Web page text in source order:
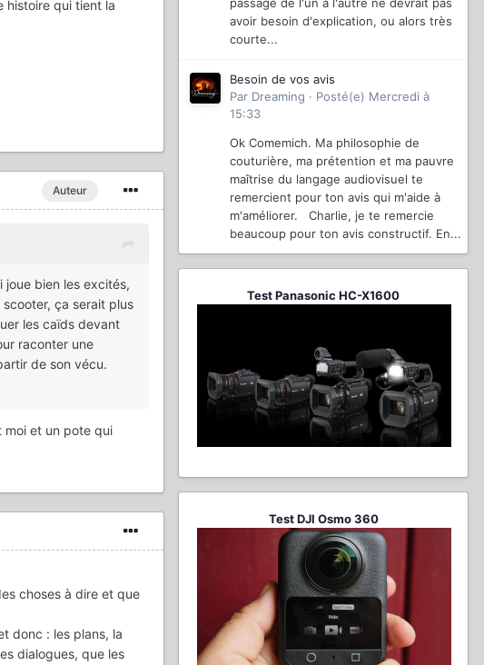
histoire qui tient la
Auteur
bien les excités,
ça serait plus
les caïds devant
raconter une
de son vécu.
moi et un pote qui
choses à dire et que
donc : les plans, la
dialogues, que les
avoir besoin d'explication, ou alors très
courte...
Besoin de vos avis
Par Dreaming · Posté(e) Mercredi à
15:33
Ok Comemich. Ma philosophie de
couturière, ma prétention et ma pauvre
maîtrise du langage audiovisuel te
remercient pour ton avis qui m'aide à
m'améliorer. Charlie, je te remercie
beaucoup pour ton avis constructif. En...
Test Panasonic HC-X1600
Test DJI Osmo 360